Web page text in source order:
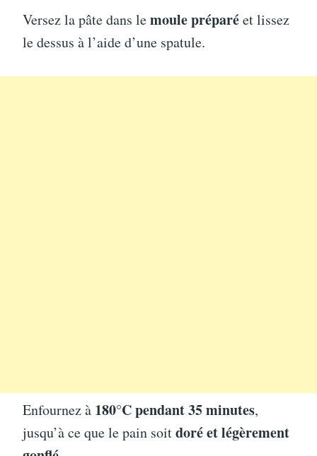
Versez la pâte dans lemoule préparéet lissez
le dessus à l’aide d’une spatule.
Enfournez à 180°C pendant 35 minutes,
jusqu’à ce que le pain soitdoré et légèrement